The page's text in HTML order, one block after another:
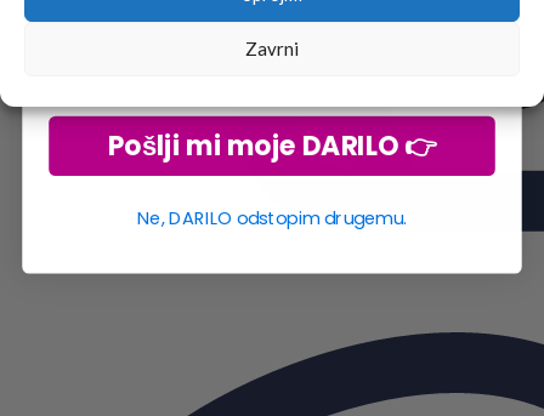
Zavrni
Pošlji mi moje DARILO 👉
Ne, DARILO odstopim drugemu.